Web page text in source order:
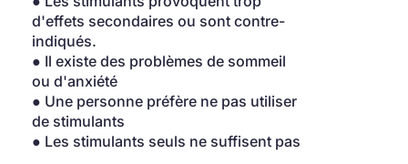
d'effets secondaires ou sont contre-
indiqués.
● Il existe des problèmes de sommeil
ou d'anxiété
● Une personne préfère ne pas utiliser
de stimulants
● Les stimulants seuls ne suffisent pas